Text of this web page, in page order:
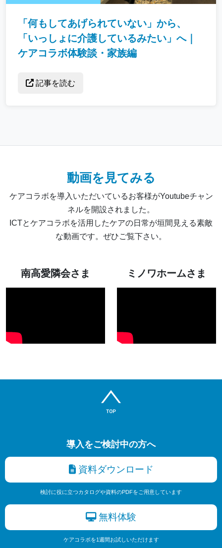
「何もしてあげられていない」から、
「いっしょに介護しているみたい」へ｜
ケアコラボ体験談・家族編
記事を読む
動画を見てみる
ケアコラボを導入いただいているお客様がYoutubeチャン
ネルを開設されました。
ICTとケアコラボを活用したケアの日常が垣間見える素敵
な動画です。ぜひご覧下さい。
南高愛隣会さま ミノワホームさま
導入をご検討中の方へ
資料ダウンロード
検討に役に立つカタログや資料のPDFをご用意しています
無料体験
ケアコラボを1週間お試しいただけます